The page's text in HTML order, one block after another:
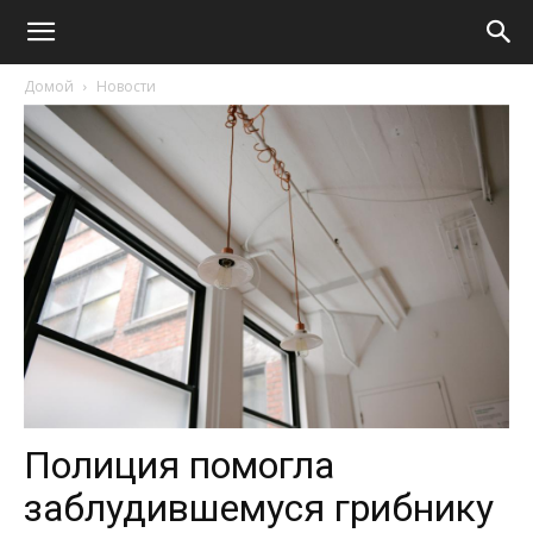
Домой Новости
Полиция помогла
заблудившемуся грибнику